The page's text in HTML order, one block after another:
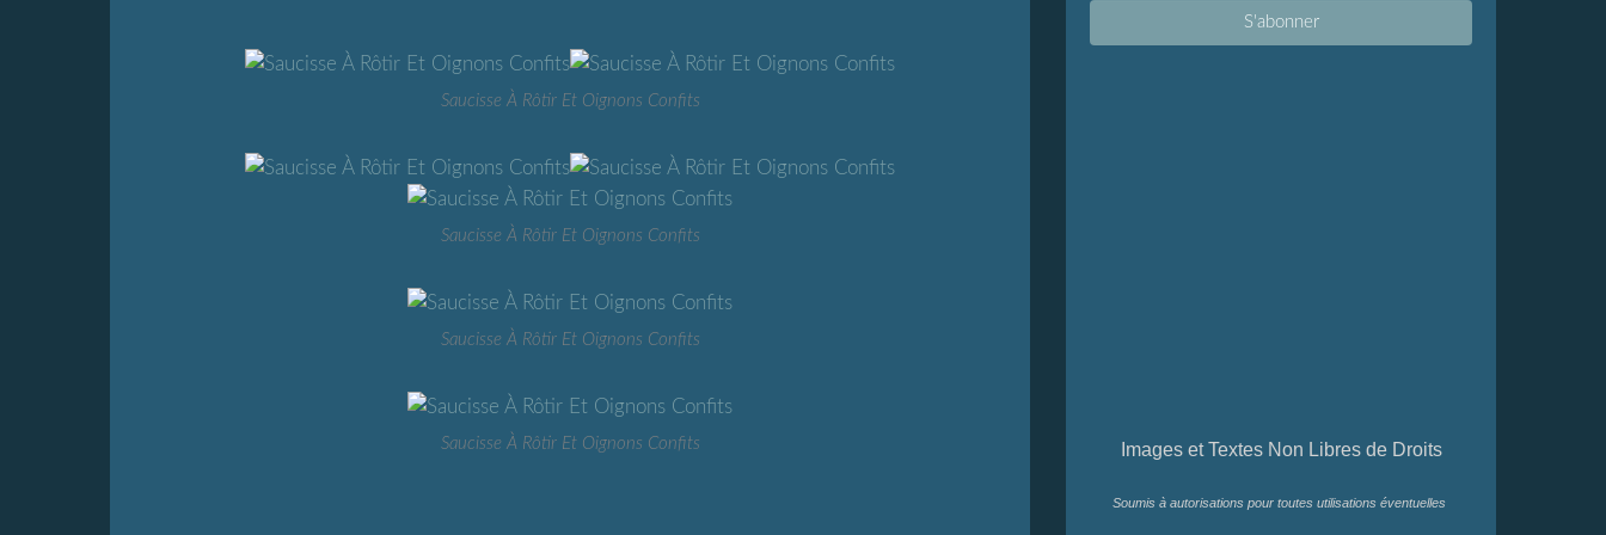
Saucisse À Rôtir Et Oignons Confits
Saucisse À Rôtir Et Oignons Confits
Saucisse À Rôtir Et Oignons Confits
Saucisse À Rôtir Et Oignons Confits Images et Textes Non Libres de Droits
Soumis à autorisations pour toutes utilisations éventuelles